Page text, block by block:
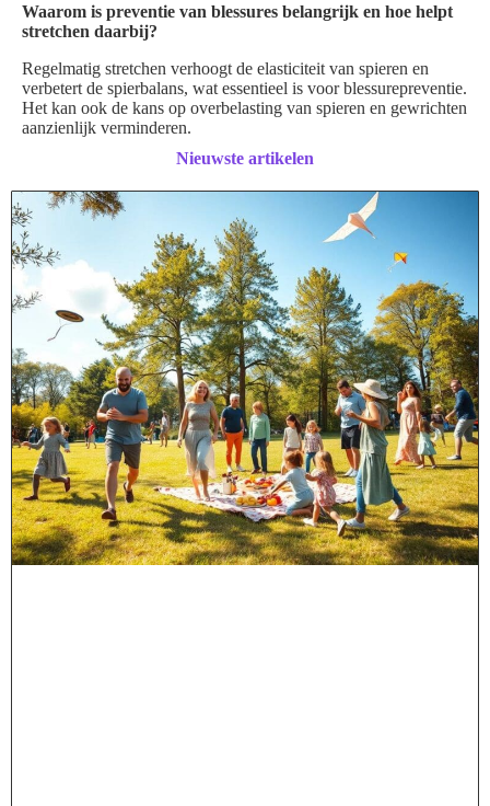
Waarom is preventie van blessures belangrijk en hoe helpt
stretchen daarbij?
Regelmatig stretchen verhoogt de elasticiteit van spieren en
verbetert de spierbalans, wat essentieel is voor blessurepreventie.
Het kan ook de kans op overbelasting van spieren en gewrichten
aanzienlijk verminderen.
Nieuwste artikelen